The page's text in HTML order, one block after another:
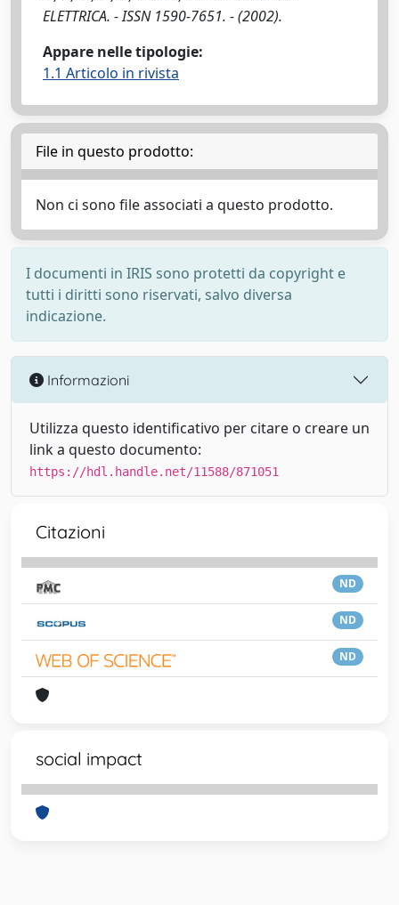
ELETTRICA. - ISSN 1590-7651. - (2002).
Appare nelle tipologie:
1.1 Articolo in rivista
File in questo prodotto:
Non ci sono file associati a questo prodotto.
I documenti in IRIS sono protetti da copyright e
tutti i diritti sono riservati, salvo diversa
indicazione.
Informazioni
Utilizza questo identificativo per citare o creare un
link a questo documento:
https://hdl.handle.net/11588/871051
Citazioni
ND
ND
ND
social impact